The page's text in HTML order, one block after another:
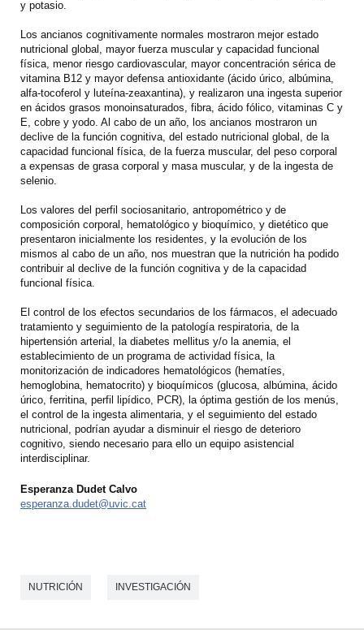
y potasio.
Los ancianos cognitivamente normales mostraron mejor estado
nutricional global, mayor fuerza muscular y capacidad funcional
física, menor riesgo cardiovascular, mayor concentración sérica de
vitamina B12 y mayor defensa antioxidante (ácido úrico, albúmina,
alfa-tocoferol y luteína-zeaxantina), y realizaron una ingesta superior
en ácidos grasos monoinsaturados, fibra, ácido fólico, vitaminas C y
E, cobre y yodo. Al cabo de un año, los ancianos mostraron un
declive de la función cognitiva, del estado nutricional global, de la
capacidad funcional física, de la fuerza muscular, del peso corporal
a expensas de grasa corporal y masa muscular, y de la ingesta de
selenio.
Los valores del perfil sociosanitario, antropométrico y de
composición corporal, hematológico y bioquímico, y dietético que
presentaron inicialmente los residentes, y la evolución de los
mismos al cabo de un año, nos muestran que la nutrición ha podido
contribuir al declive de la función cognitiva y de la capacidad
funcional física.
El control de los efectos secundarios de los fármacos, el adecuado
tratamiento y seguimiento de la patología respiratoria, de la
hipertensión arterial, la diabetes mellitus y/o la anemia, el
establecimiento de un programa de actividad física, la
monitorización de indicadores hematológicos (hematíes,
hemoglobina, hematocrito) y bioquímicos (glucosa, albúmina, ácido
úrico, ferritina, perfil lipídico, PCR), la óptima gestión de los menús,
el control de la ingesta alimentaria, y el seguimiento del estado
nutricional, podrían ayudar a disminuir el riesgo de deterioro
cognitivo, siendo necesario para ello un equipo asistencial
interdisciplinar.
Esperanza Dudet Calvo
esperanza.dudet@uvic.cat
NUTRICIÓN INVESTIGACIÓN